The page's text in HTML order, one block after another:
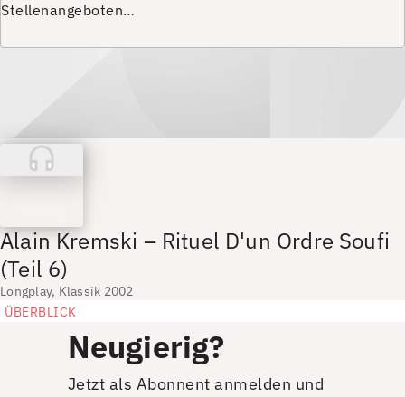
Stellenangeboten…
Alain Kremski – Rituel D'un Ordre Soufi
(Teil 6)
Longplay, Klassik 2002
ÜBERBLICK
Neugierig?
Jetzt als Abonnent anmelden und